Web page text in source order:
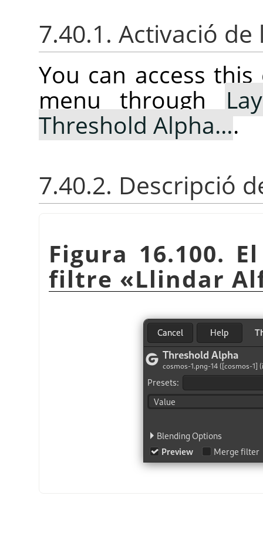
7.40.1. Activació
You can access
menu through
Threshold Alpha….
7.40.2. Descripció
Figura 16.100.
filtre «Llindar